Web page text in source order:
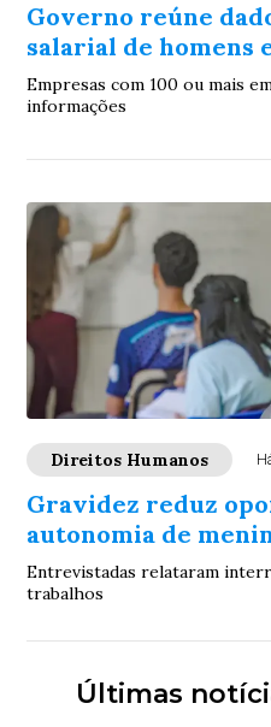
Governo reúne
salarial de homens
Empresas com 100 ou mais
informações
Direitos Humanos
Gravidez reduz
autonomia de
Entrevistadas relataram
trabalhos
Últimas